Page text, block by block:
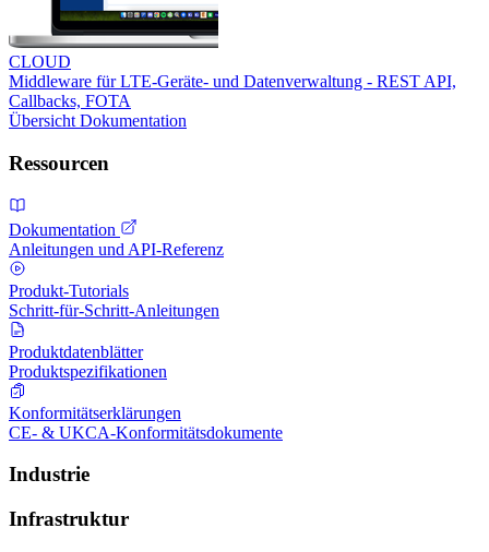
CLOUD
Middleware für LTE-Geräte- und Datenverwaltung - REST API,
Callbacks, FOTA
Übersicht Dokumentation
Ressourcen
Dokumentation
Anleitungen und API-Referenz
Produkt-Tutorials
Schritt-für-Schritt-Anleitungen
Produktdatenblätter
Produktspezifikationen
Konformitätserklärungen
CE- & UKCA-Konformitätsdokumente
Industrie
Infrastruktur